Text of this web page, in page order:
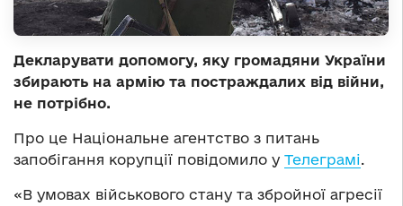
Декларувати допомогу, яку громадяни України
збирають на армію та постраждалих від війни,
не потрібно.
Про це Національне агентство з питань
запобігання корупції повідомило у Телеграмі.
«В умовах військового стану та збройної агресії